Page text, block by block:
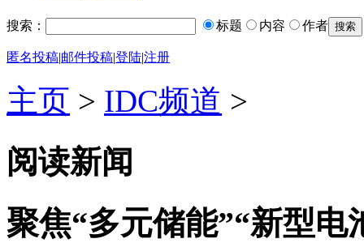
搜索： 标题 内容 作者
匿名投稿|邮件投稿|登陆|注册
主页 > IDC频道 >
阅读新闻
聚焦“多元储能”“新型